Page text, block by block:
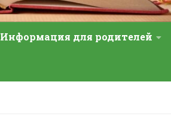
Информация для родителей